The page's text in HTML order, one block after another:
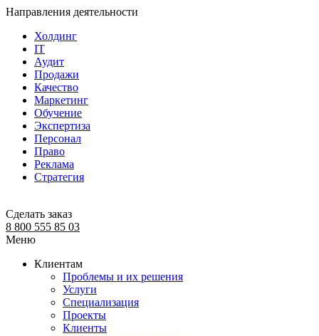
Направления деятельности
Холдинг
IT
Аудит
Продажи
Качество
Маркетинг
Обучение
Экспертиза
Персонал
Право
Реклама
Стратегия
Сделать заказ
8 800 555 85 03
Меню
Клиентам
Проблемы и их решения
Услуги
Специализация
Проекты
Клиенты